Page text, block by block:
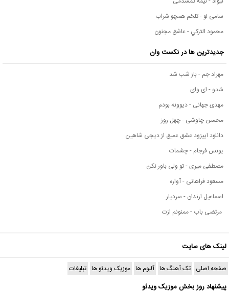
سامی لو - تلخم همچو شراب
محمود التركي - عاشق مجنون
جدیدترین ها در نکست وان
مهراد جم - باز شب شد
شدو - ای وای
مهدی جهانی - دیوونه بودم
محسن چاوشی - چهل روز
دانلود اپیزود عشق عمیق از دیجی شاهین
یونس فرجام - چشمات
مصطفی میری - تو ولی باور نکن
مسعود فراهانی - آواره
اسماعیل ارندان - سردیار
مرتضی باب - ممنونم ازت
لینک های سایت
صفحه اصلی تک آهنگ ها آلبوم ها موزیک ویدئو ها تبلیغات
پیشنهاد روز بخش موزیک ویدئو